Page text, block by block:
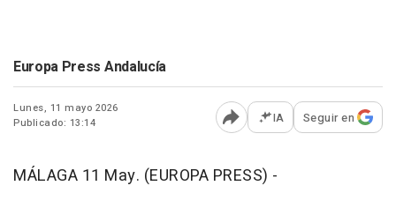
Europa Press Andalucía
Lunes, 11 mayo 2026
Publicado: 13:14
Abrir opciones para
IA Seguir en
MÁLAGA 11 May. (EUROPA PRESS) -